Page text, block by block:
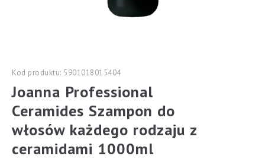
Kod produktu: 5901018015404
Joanna Professional
Ceramides Szampon do
włosów każdego rodzaju z
ceramidami 1000ml